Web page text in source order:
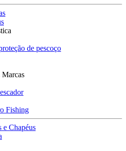
de pescoço
Fishing
e Chapéus